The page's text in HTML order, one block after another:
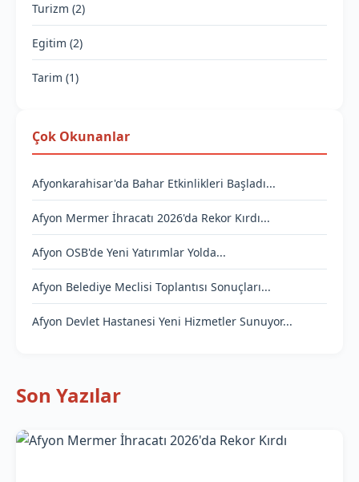
Turizm (2)
Egitim (2)
Tarim (1)
Çok Okunanlar
Afyonkarahisar'da Bahar Etkinlikleri Başladı...
Afyon Mermer İhracatı 2026'da Rekor Kırdı...
Afyon OSB'de Yeni Yatırımlar Yolda...
Afyon Belediye Meclisi Toplantısı Sonuçları...
Afyon Devlet Hastanesi Yeni Hizmetler Sunuyor...
Son Yazılar